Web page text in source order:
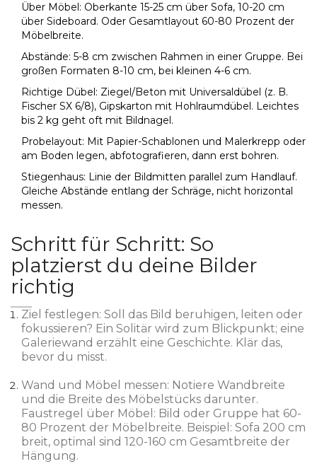
Über Möbel: Oberkante 15-25 cm über Sofa, 10-20 cm
über Sideboard. Oder Gesamtlayout 60-80 Prozent der
Möbelbreite.
Abstände: 5-8 cm zwischen Rahmen in einer Gruppe. Bei
großen Formaten 8-10 cm, bei kleinen 4-6 cm.
Richtige Dübel: Ziegel/Beton mit Universaldübel (z. B.
Fischer SX 6/8), Gipskarton mit Hohlraumdübel. Leichtes
bis 2 kg geht oft mit Bildnagel.
Probelayout: Mit Papier-Schablonen und Malerkrepp oder
am Boden legen, abfotografieren, dann erst bohren.
Stiegenhaus: Linie der Bildmitten parallel zum Handlauf.
Gleiche Abstände entlang der Schräge, nicht horizontal
messen.
Schritt für Schritt: So
platzierst du deine Bilder
richtig
Ziel festlegen: Soll das Bild beruhigen, leiten oder
fokussieren? Ein Solitär wird zum Blickpunkt; eine
Galeriewand erzählt eine Geschichte. Klär das,
bevor du misst.
Wand und Möbel messen: Notiere Wandbreite
und die Breite des Möbelstücks darunter.
Faustregel über Möbel: Bild oder Gruppe hat 60-
80 Prozent der Möbelbreite. Beispiel: Sofa 200 cm
breit, optimal sind 120-160 cm Gesamtbreite der
Hängung.